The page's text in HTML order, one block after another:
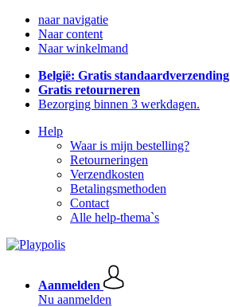
naar navigatie
Naar content
Naar winkelmand
België: Gratis standaardverzending
Gratis retourneren
Bezorging binnen 3 werkdagen.
Help
Waar is mijn bestelling?
Retourneringen
Verzendkosten
Betalingsmethoden
Contact
Alle help-thema`s
Aanmelden
Nu aanmelden